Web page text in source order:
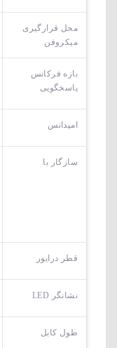
محل قرارگیری
میکروفن
بازه فرکانس
پاسخگویی
امپدانس
سازگار با
قطر درایور
نشانگر LED
طول کابل